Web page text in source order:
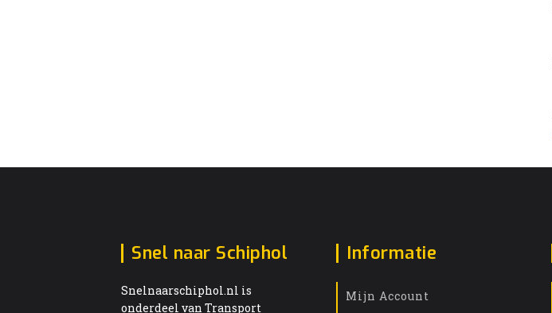
Snel naar Schiphol
Snelnaarschiphol.nl is
onderdeel van Transport
Informatie
Mijn Account